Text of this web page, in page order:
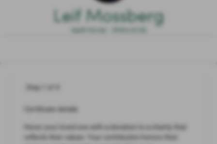
Leif Mossberg
1940.04.19 - 2024.12.25